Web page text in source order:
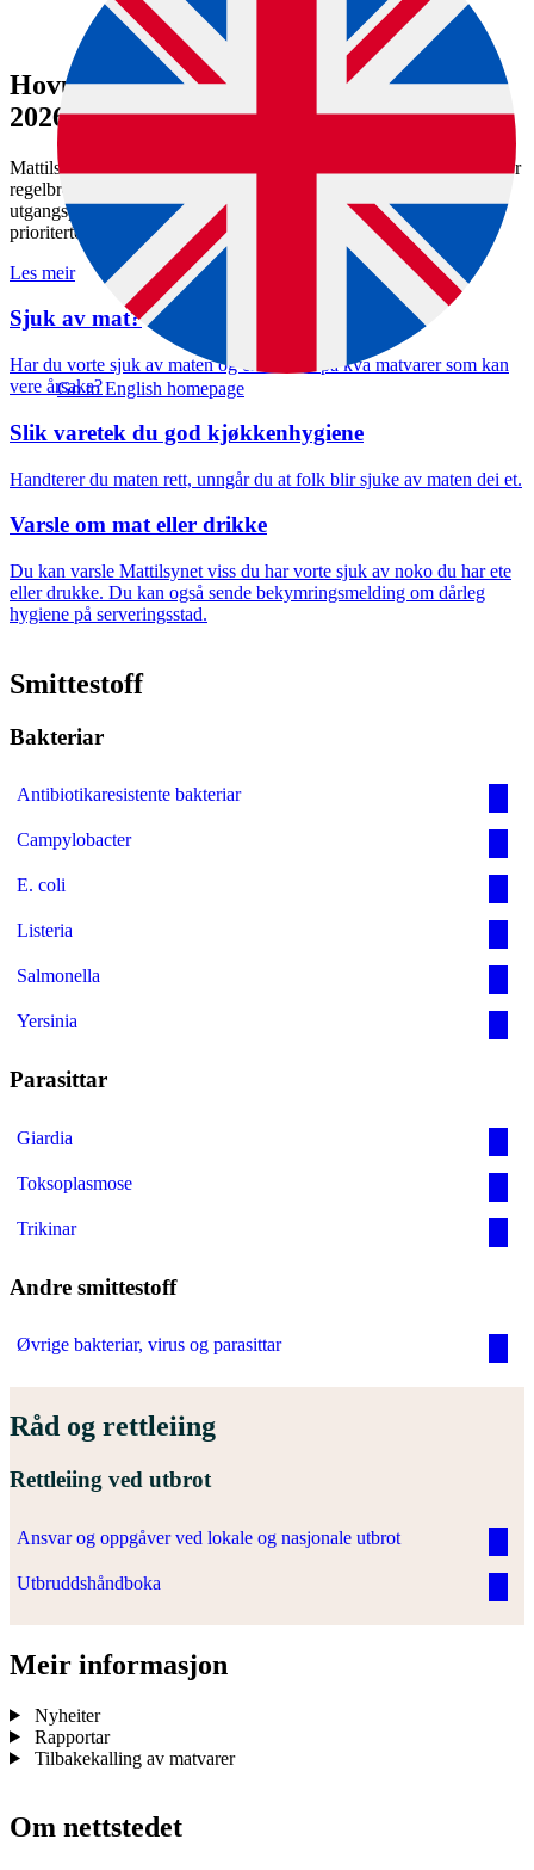
Go to English homepage
Hovudprioriteringane for matområdet i
2026
Mattilsynet skal til kvar tid prioritere ressursane sine der sjansane for
regelbrot og konsekvensar av desse er størst. Med dette som
utgangspunkt vel Mattilsynet kvart år ut nokre område som blir
prioriterte, både rettleiingsarbeid og utøvande tilsyn.
Les meir
Sjuk av mat?
Har du vorte sjuk av maten og er usikker på kva matvarer som kan
vere årsaka?
Slik varetek du god kjøkkenhygiene
Handterer du maten rett, unngår du at folk blir sjuke av maten dei et.
Varsle om mat eller drikke
Du kan varsle Mattilsynet viss du har vorte sjuk av noko du har ete
eller drukke. Du kan også sende bekymringsmelding om dårleg
hygiene på serveringsstad.
Smittestoff
Bakteriar
Antibiotikaresistente bakteriar
Campylobacter
E. coli
Listeria
Salmonella
Yersinia
Parasittar
Giardia
Toksoplasmose
Trikinar
Andre smittestoff
Øvrige bakteriar, virus og parasittar
Råd og rettleiing
Rettleiing ved utbrot
Ansvar og oppgåver ved lokale og nasjonale utbrot
Utbruddshåndboka
Meir informasjon
Nyheiter
Rapportar
Tilbakekalling av matvarer
Om nettstedet